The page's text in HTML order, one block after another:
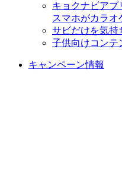
キョクナビアプ
スマホがカラオ
サビだけを気持
子供向けコンテ
キャンペーン情報